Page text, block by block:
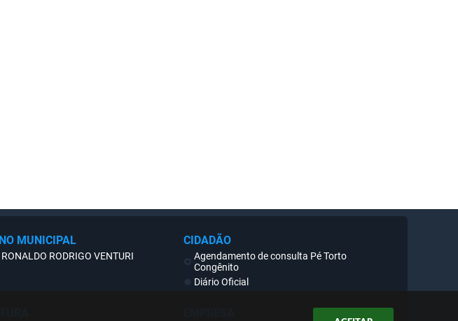
MUNICIPAL
RODRIGO VENTURI
CIDADÃO
Agendamento de consulta Pé Torto
Congênito
Diário Oficial